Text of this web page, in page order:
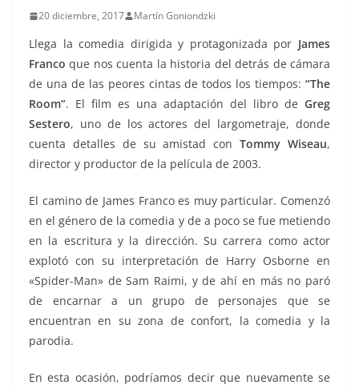
20 diciembre, 2017 Martín Goniondzki
Llega la comedia dirigida y protagonizada por James
Franco que nos cuenta la historia del detrás de cámara
de una de las peores cintas de todos los tiempos: “The
Room”. El film es una adaptación del libro de Greg
Sestero, uno de los actores del largometraje, donde
cuenta detalles de su amistad conTommy Wiseau,
director y productor de la película de 2003.
El camino de James Franco es muy particular. Comenzó
en el género de la comedia y de a poco se fue metiendo
en la escritura y la dirección. Su carrera como actor
explotó con su interpretación de Harry Osborne en
«Spider-Man» de Sam Raimi, y de ahí en más no paró
de encarnar a un grupo de personajes que se
encuentran en su zona de confort, la comedia y la
parodia.
En esta ocasión, podríamos decir que nuevamente se